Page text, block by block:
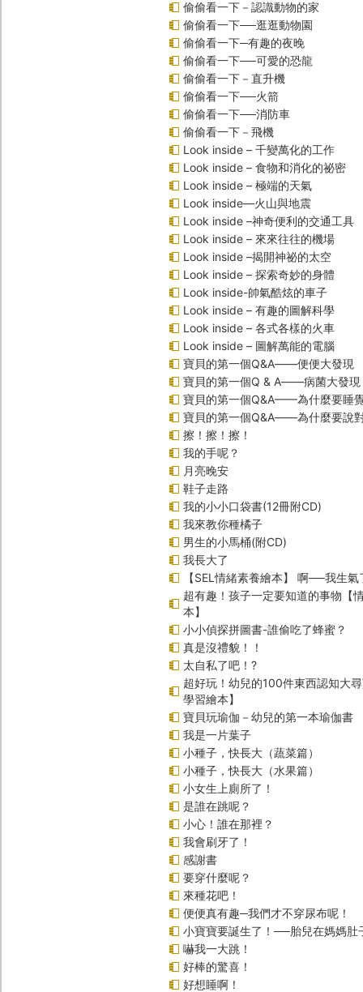
偷偷看一下－認識動物的家
偷偷看一下──逛逛動物園
偷偷看一下─有趣的夜晚
偷偷看一下──可愛的恐龍
偷偷看一下－直升機
偷偷看一下──火箭
偷偷看一下──消防車
偷偷看一下－飛機
Look inside – 千變萬化的工作
Look inside – 食物和消化的祕密
Look inside – 極端的天氣
Look inside—火山與地震
Look inside –神奇便利的交通工具
Look inside – 來來往往的機場
Look inside –揭開神祕的太空
Look inside – 探索奇妙的身體
Look inside-帥氣酷炫的車子
Look inside – 有趣的圖解科學
Look inside – 各式各樣的火車
Look inside – 圖解萬能的電腦
寶貝的第一個Q&A――便便大發現
寶貝的第一個Q & A――病菌大發現
寶貝的第一個Q&A——為什麼要睡
寶貝的第一個Q&A――為什麼要說
擦！擦！擦！
我的手呢？
月亮晚安
鞋子走路
我的小小口袋書(12冊附CD)
我來教你種橘子
男生的小馬桶(附CD)
我長大了
【SEL情緒素養繪本】 啊──我生
超有趣！孩子一定要知道的事物【
本】
小小偵探拼圖書-誰偷吃了蜂蜜？
真是沒禮貌！！
太自私了吧！?
超好玩！幼兒的100件東西認知大
學習繪本】
寶貝玩瑜伽－幼兒的第一本瑜伽書
我是一片葉子
小種子，快長大（蔬菜篇）
小種子，快長大（水果篇）
小女生上廁所了！
是誰在跳呢？
小心！誰在那裡？
我會刷牙了！
感謝書
要穿什麼呢？
來種花吧！
便便真有趣─我們才不穿尿布呢！
小寶寶要誕生了！──胎兒在媽媽肚
嚇我一大跳！
好棒的驚喜！
好想睡啊！